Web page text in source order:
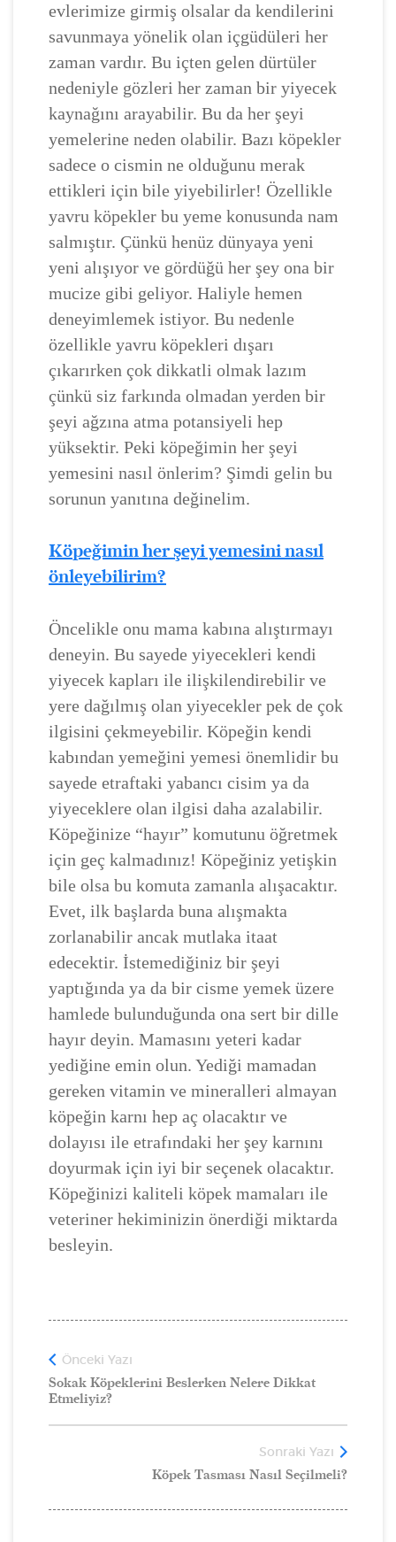
evlerimize girmiş olsalar da kendilerini
savunmaya yönelik olan içgüdüleri her
zaman vardır. Bu içten gelen dürtüler
nedeniyle gözleri her zaman bir yiyecek
kaynağını arayabilir. Bu da her şeyi
yemelerine neden olabilir. Bazı köpekler
sadece o cismin ne olduğunu merak
ettikleri için bile yiyebilirler! Özellikle
yavru köpekler bu yeme konusunda nam
salmıştır. Çünkü henüz dünyaya yeni
yeni alışıyor ve gördüğü her şey ona bir
mucize gibi geliyor. Haliyle hemen
deneyimlemek istiyor. Bu nedenle
özellikle yavru köpekleri dışarı
çıkarırken çok dikkatli olmak lazım
çünkü siz farkında olmadan yerden bir
şeyi ağzına atma potansiyeli hep
yüksektir. Peki köpeğimin her şeyi
yemesini nasıl önlerim? Şimdi gelin bu
sorunun yanıtına değinelim.
Köpeğimin her şeyi yemesini nasıl
önleyebilirim?
Öncelikle onu mama kabına alıştırmayı
deneyin. Bu sayede yiyecekleri kendi
yiyecek kapları ile ilişkilendirebilir ve
yere dağılmış olan yiyecekler pek de çok
ilgisini çekmeyebilir. Köpeğin kendi
kabından yemeğini yemesi önemlidir bu
sayede etraftaki yabancı cisim ya da
yiyeceklere olan ilgisi daha azalabilir.
Köpeğinize “hayır” komutunu öğretmek
için geç kalmadınız! Köpeğiniz yetişkin
bile olsa bu komuta zamanla alışacaktır.
Evet, ilk başlarda buna alışmakta
zorlanabilir ancak mutlaka itaat
edecektir. İstemediğiniz bir şeyi
yaptığında ya da bir cisme yemek üzere
hamlede bulunduğunda ona sert bir dille
hayır deyin. Mamasını yeteri kadar
yediğine emin olun. Yediği mamadan
gereken vitamin ve mineralleri almayan
köpeğin karnı hep aç olacaktır ve
dolayısı ile etrafındaki her şey karnını
doyurmak için iyi bir seçenek olacaktır.
Köpeğinizi kaliteli köpek mamaları ile
veteriner hekiminizin önerdiği miktarda
besleyin.
Önceki Yazı
Sokak Köpeklerini Beslerken Nelere Dikkat
Etmeliyiz?
Sonraki Yazı
Köpek Tasması Nasıl Seçilmeli?